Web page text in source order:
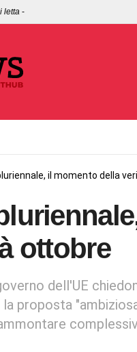
letta -
il momento della
ottobre
dell'UE
proposta